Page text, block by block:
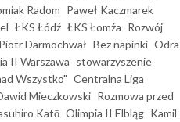
Radom Paweł Kaczmarek
ŁKS Łódź ŁKS Łomża Rozwój
Piotr Darmochwał Bez napinki Odra
II Warszawa stowarzyszenie
Wszystko" Centralna Liga
Mieczkowski Rozmowa przed
Katō Olimpia II Elbląg Kamil